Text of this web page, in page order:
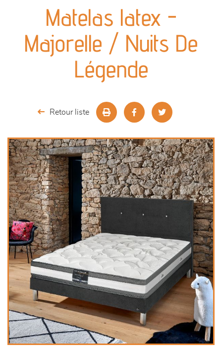
meubles de complément
literie
décoration
Matelas latex -
Majorelle / Nuits De
Légende
Retour liste